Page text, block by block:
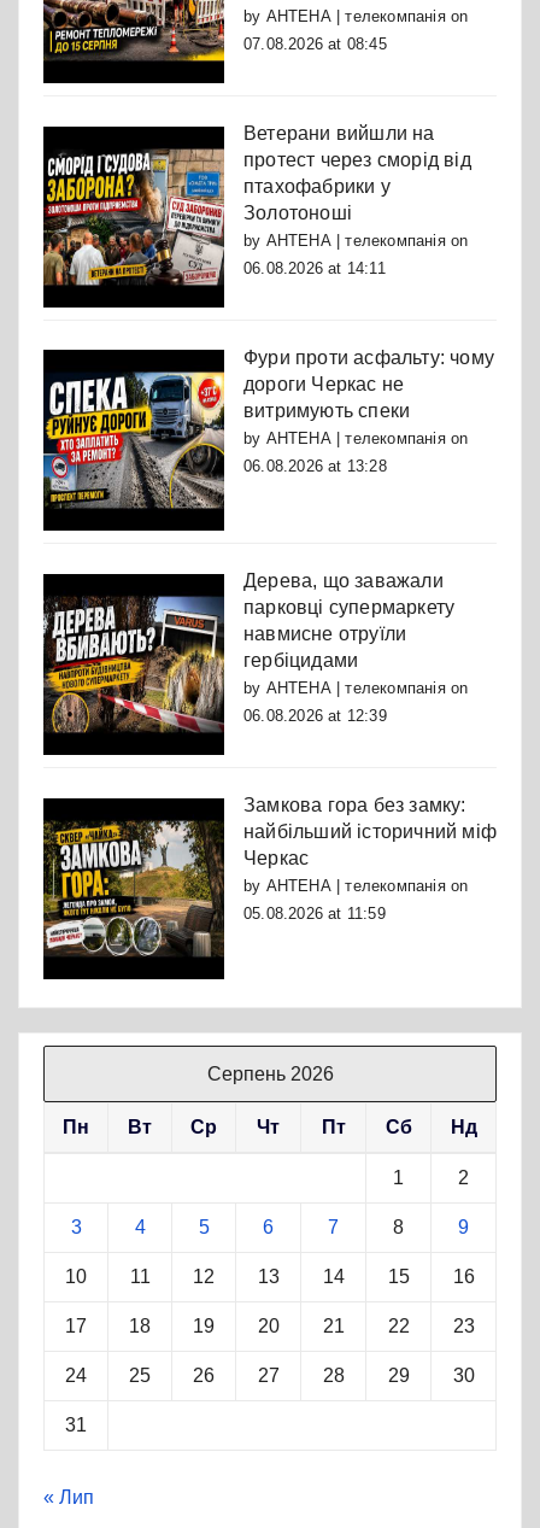
by АНТЕНА | телекомпаніяon
07.08.2026 at 08:45
Ветерани вийшли на
протест через сморід від
птахофабрики у
Золотоноші
by АНТЕНА | телекомпаніяon
06.08.2026 at 14:11
Фури проти асфальту: чому
дороги Черкас не
витримують спеки
by АНТЕНА | телекомпаніяon
06.08.2026 at 13:28
Дерева, що заважали
парковці супермаркету
навмисне отруїли
гербіцидами
by АНТЕНА | телекомпаніяon
06.08.2026 at 12:39
Замкова гора без замку:
найбільший історичний міф
Черкас
by АНТЕНА | телекомпаніяon
05.08.2026 at 11:59
Серпень 2026
Пн Вт Ср Чт Пт Сб Нд
1 2
3 4 5 6 7 8 9
10 11 12 13 14 15 16
17 18 19 20 21 22 23
24 25 26 27 28 29 30
31
« Лип